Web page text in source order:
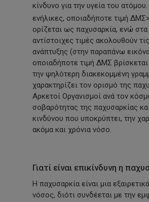
κίνδυνο για την υγεία του
ενήλικες, οποιαδήποτε τιμή
ορίζεται ως παχυσαρκία, ενώ στα
αντίστοιχες τιμές ακολουθούν
ανάπτυξης (στην παραπάνω
οποιαδήποτε τιμή ΔΜΣ
την ψηλότερη διακεκομμένη
χαρακτηρίζει τον ορισμό της
Αρκετοί Οργανισμοί ανά τον
σοβαρότητας της παχυσαρκίας
κινδύνου που υποκρύπτει, την
ακόμα και χρόνια νόσο.
Γιατί είναι επικίνδυνη η
Η παχυσαρκία είναι μια
νόσος, διότι συνδέεται με την